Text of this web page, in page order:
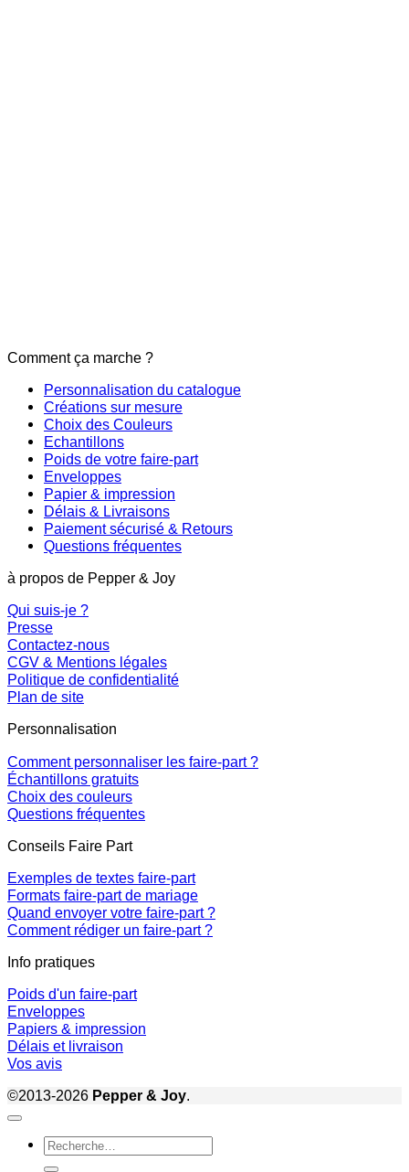
Comment ça marche ?
Personnalisation du catalogue
Créations sur mesure
Choix des Couleurs
Echantillons
Poids de votre faire-part
Enveloppes
Papier & impression
Délais & Livraisons
Paiement sécurisé & Retours
Questions fréquentes
à propos de Pepper & Joy
Qui suis-je ?
Presse
Contactez-nous
CGV & Mentions légales
Politique de confidentialité
Plan de site
Personnalisation
Comment personnaliser les faire-part ?
Échantillons gratuits
Choix des couleurs
Questions fréquentes
Conseils Faire Part
Exemples de textes faire-part
Formats faire-part de mariage
Quand envoyer votre faire-part ?
Comment rédiger un faire-part ?
Info pratiques
Poids d'un faire-part
Enveloppes
Papiers & impression
Délais et livraison
Vos avis
©2013-2026 Pepper & Joy.
Recherche